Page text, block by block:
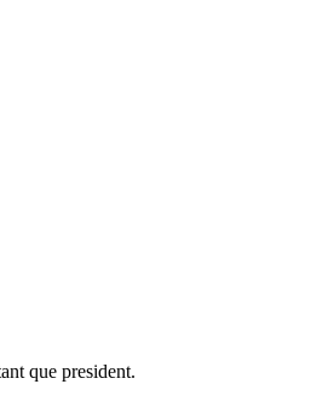
que president.